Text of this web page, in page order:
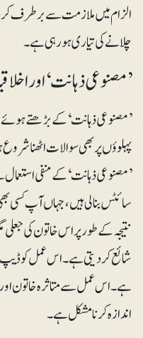
الزام میں ملازمت سے برطرف
چلانے کی تیاری ہورہی ہے۔
’مصنوعی ذہانت‘ اور
’مصنوعی ذہانت‘ کے بڑھتے
پہلوؤں پربھی سوالات اٹھنا
’مصنوعی ذہانت‘ کے منفی
سائٹس بنالی ہیں، جہاں آپ کسی
نتیجہ کے طور پر اس خاتون کی
شائع کردیتی ہے۔ اس عمل کو ڈیپ
ہے ۔ اس عمل سے متاثرہ خاتون
اندازہ کرنا مشکل ہے۔